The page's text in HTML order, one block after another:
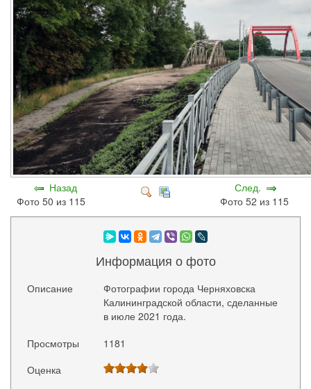
Назад
Фото 50 из 115
След.
Фото 52 из 115
Информация о фото
Описание
Фотографии города Черняховска
Калининградской области, сделанные
в июле 2021 года.
Просмотры
1181
Оценка